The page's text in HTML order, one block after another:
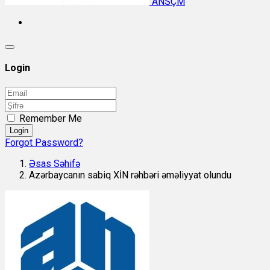
Login
Remember Me
Login
Forgot Password?
Əsas Səhifə
Azərbaycanın sabiq XİN rəhbəri əməliyyat olundu